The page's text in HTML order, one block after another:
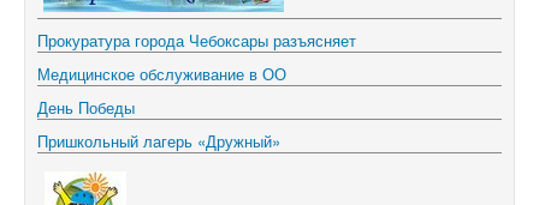
Прокуратура города Чебоксары разъясняет
Медицинское обслуживание в ОО
День Победы
Пришкольный лагерь «Дружный»